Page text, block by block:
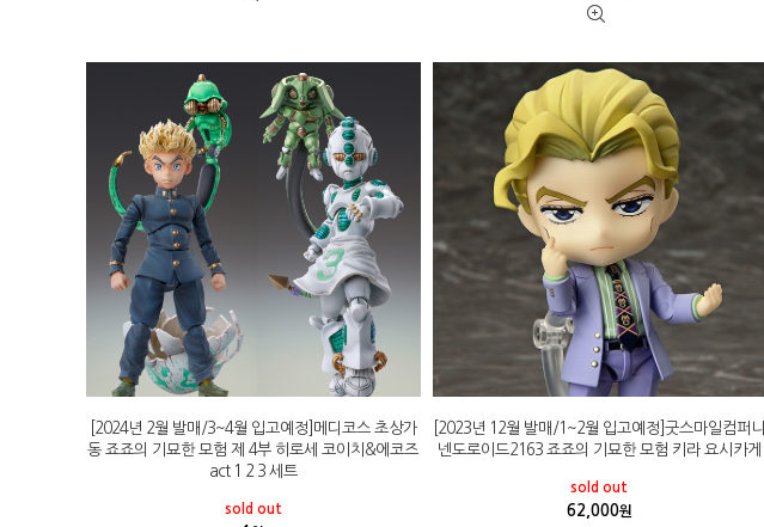
[2024년 2월 발매/3~4월 입고예정]메디코스 초상가
동 죠죠의 기묘한 모험 제 4부 히로세 코이치&에코즈
act 1 2 3 세트
sold out
[2023년 12월 발매/1~2월 입고예정]굿스마일컴퍼니
넨도로이드2163 죠죠의 기묘한 모험 키라 요시카게
sold out
62,000원